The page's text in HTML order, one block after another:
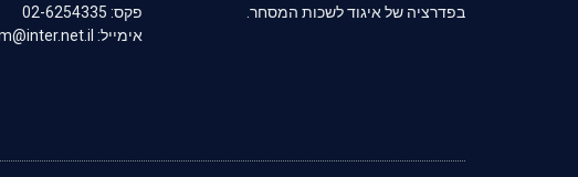
בפדרציה של איגוד לשכות המסחר.
פקס: 02-6254335
אימייל: jerccom@inter.net.il